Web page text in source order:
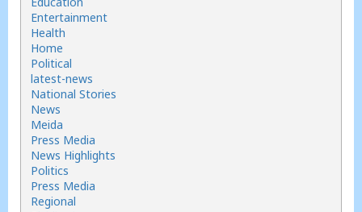
Entertainment
Health
Home
Political
latest-news
National Stories
News
Meida
Press Media
News Highlights
Politics
Press Media
Regional